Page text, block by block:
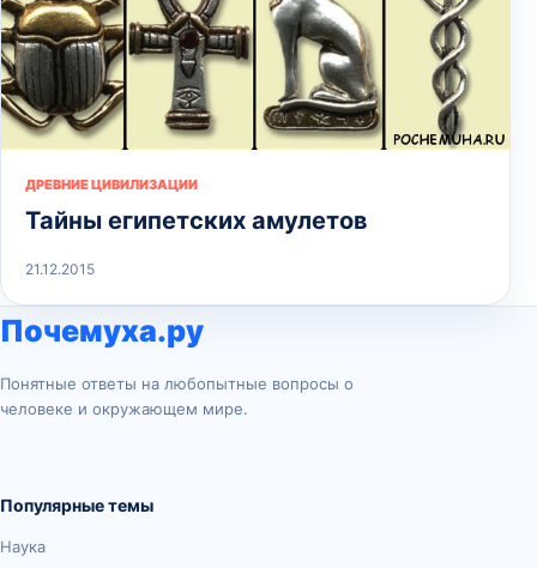
ДРЕВНИЕ ЦИВИЛИЗАЦИИ
Тайны египетских амулетов
21.12.2015
Почемуха.ру
Понятные ответы на любопытные вопросы о
человеке и окружающем мире.
Популярные темы
Наука